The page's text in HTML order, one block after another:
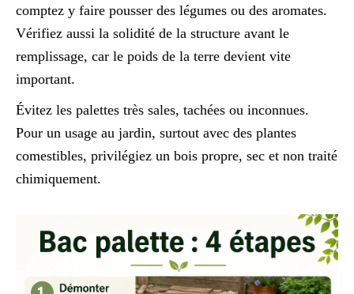
comptez y faire pousser des légumes ou des aromates.
Vérifiez aussi la solidité de la structure avant le
remplissage, car le poids de la terre devient vite
important.
Évitez les palettes très sales, tachées ou inconnues.
Pour un usage au jardin, surtout avec des plantes
comestibles, privilégiez un bois propre, sec et non traité
chimiquement.